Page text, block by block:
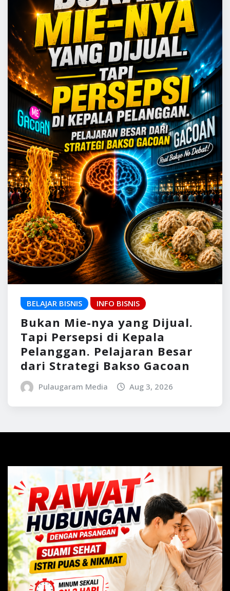
BELAJAR BISNIS INFO BISNIS
Bukan Mie-nya yang Dijual.
Tapi Persepsi di Kepala
Pelanggan. Pelajaran Besar
dari Strategi Bakso Gacoan
Pulaugaram Media Aug 3, 2026